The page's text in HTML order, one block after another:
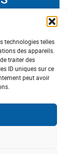
technologies telles
des appareils.
traiter des
ID uniques sur ce
peut avoir